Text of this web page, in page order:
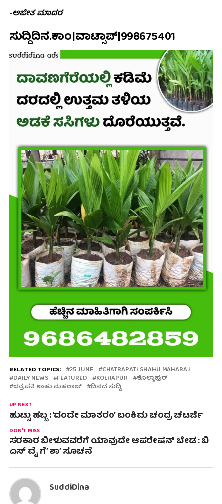
-ಅಜೀತ ಮಾದರ
ಸುದ್ದಿದಿನ.ಕಾಂ|ವಾಟ್ಸಾಪ್|998675401
RELATED TOPICS: 25 JUNE CHATRAPATI SHAHU MAHARAJ
DAILY NEWS FEATURED KOLHAPUR ಕೊಲ್ಲಾಪುರ್
ಛತ್ರಪತಿ‌ ಶಾಹು ಮಹರಾಜ್ ದಿನದ ಸುದ್ದಿ
UP NEXT
ಹುಟ್ಟು ಹಬ್ಬ : ‘ವಂದೇ ಮಾತರಂ’ ಬಂಕಿಮ ಚಂದ್ರ ಚಟರ್ಜಿ
DON'T MISS
ಸರಕಾರ ಬೀಳುವವರೆಗೆ ಯಾವುದೇ ಆಪರೇಷನ್ ಬೇಡ : ಬಿ
ಎಸ್ ವೈ ಗೆ’ ಶಾ’ ಸೂಚನೆ
SuddiDina